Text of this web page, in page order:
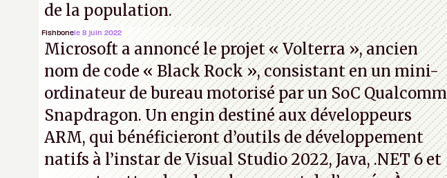
de la population.
Fishbonele 8 juin 2022
Microsoft a annoncé le projet « Volterra », ancien
nom de code « Black Rock », consistant en un mini-
ordinateur de bureau motorisé par un SoC Qualcomm
Snapdragon. Un engin destiné aux développeurs
ARM, qui bénéficieront d’outils de développement
natifs à l’instar de Visual Studio 2022, Java, .NET 6 et